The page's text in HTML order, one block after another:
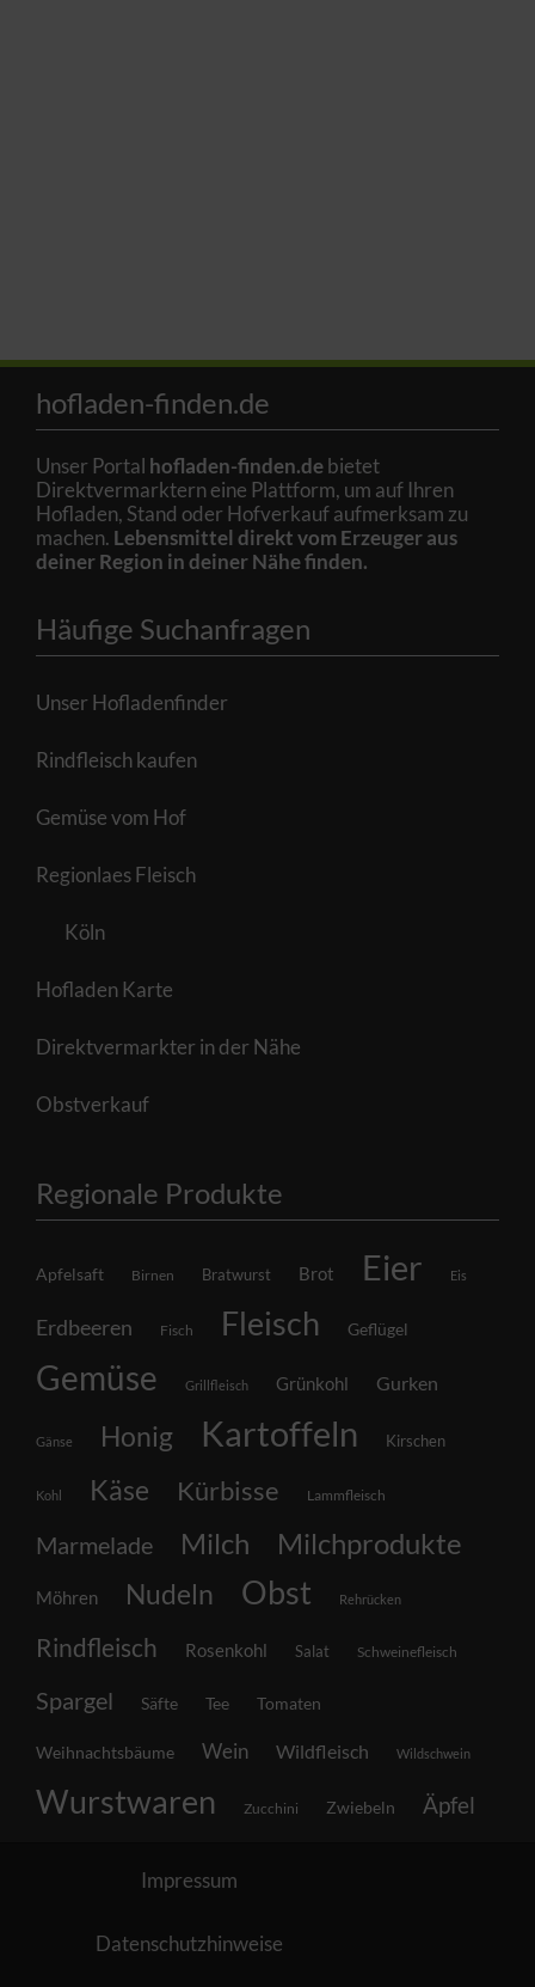
hofladen-finden.de
Unser Portal hofladen-finden.debietet
Direktvermarktern eine Plattform, um auf Ihren
Hofladen, Stand oder Hofverkauf aufmerksam zu
machen. Lebensmittel direkt vom Erzeuger aus
deiner Region in deiner Nähe finden.
Häufige Suchanfragen
Unser Hofladenfinder
Rindfleisch kaufen
Gemüse vom Hof
Regionlaes Fleisch
Köln
Hofladen Karte
Direktvermarkter in der Nähe
Obstverkauf
Regionale Produkte
Apfelsaft Birnen Bratwurst Brot Eier Eis
Erdbeeren Fisch Fleisch Geflügel
Gemüse Grillfleisch Grünkohl Gurken
Gänse Honig Kartoffeln Kirschen
Kohl Käse Kürbisse Lammfleisch
Marmelade Milch Milchprodukte
Möhren Nudeln Obst Rehrücken
Rindfleisch Rosenkohl Salat Schweinefleisch
Spargel Säfte Tee Tomaten
Weihnachtsbäume Wein Wildfleisch Wildschwein
Wurstwaren Zucchini Zwiebeln Äpfel
Impressum
Datenschutzhinweise